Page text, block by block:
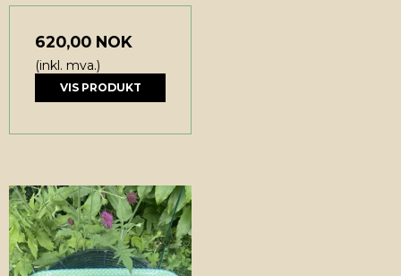
620,00 NOK
(inkl. mva.)
VIS PRODUKT